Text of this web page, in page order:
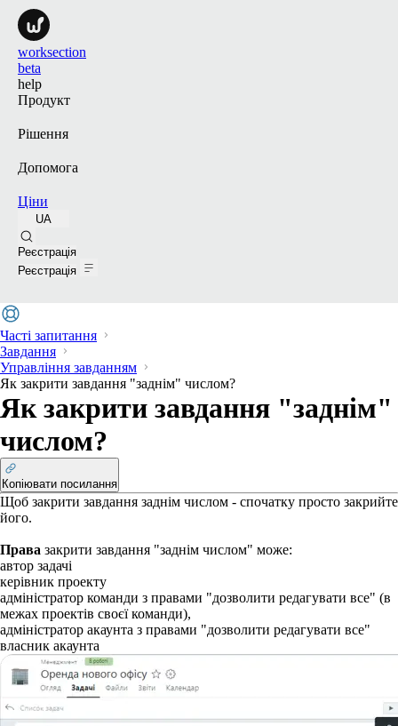
worksection
beta
help
Продукт
Рішення
Допомога
Ціни
UA
Реєстрація
Реєстрація
Часті запитання
Завдання
Управління завданням
Як закрити завдання "заднім" числом?
Як закрити завдання "заднім"
числом?
Копіювати посилання
Щоб закрити завдання заднім числом - спочатку просто закрийте
його.
Права закрити завдання "заднім числом" може:
автор задачі
керівник проекту
адміністратор команди з правами "дозволити редагувати все" (в
межах проектів своєї команди),
адміністратор акаунта з правами "дозволити редагувати все"
власник акаунта